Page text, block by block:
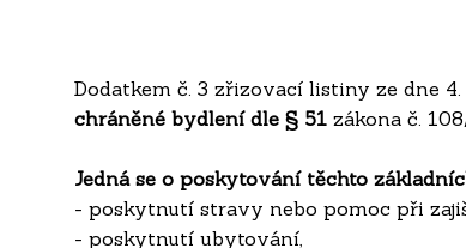
Dodatkem č. 3 zřizovací listiny ze dne
chráněné bydlení dle § 51 zákona č.
Jedná se o poskytování těchto
- poskytnutí stravy nebo pomoc při
- poskytnutí ubytování,